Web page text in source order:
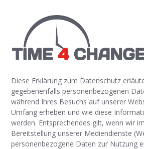
Diese Erklärung zum Datenschutz
gegebenenfalls personenbezogenen
während Ihres Besuchs auf unserer
Umfang erheben und wie diese
werden. Entsprechendes gilt, wenn wir
Bereitstellung unserer Mediendienste
personenbezogene Daten zur Nutzung